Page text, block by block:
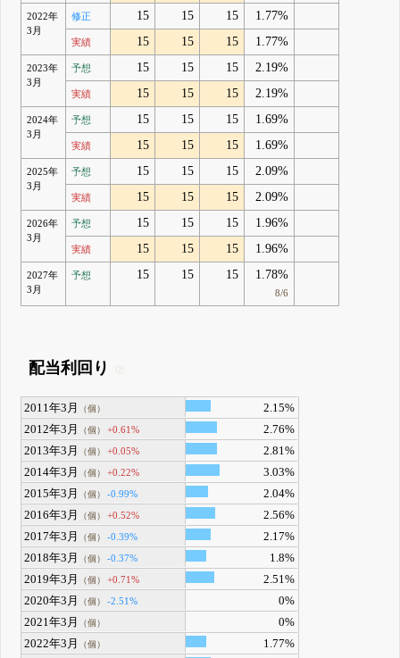
2022年
3月
修正 15 15 15 1.77%
実績 15 15 15 1.77%
2023年
3月
予想 15 15 15 2.19%
実績 15 15 15 2.19%
2024年
3月
予想 15 15 15 1.69%
実績 15 15 15 1.69%
2025年
3月
予想 15 15 15 2.09%
実績 15 15 15 2.09%
2026年
3月
予想 15 15 15 1.96%
実績 15 15 15 1.96%
2027年
3月
予想 15 15 15 1.78%
8/6
配当利回り
2011年3月 （個）
2.15%
2012年3月
（個） +0.61%
2.76%
2013年3月
（個） +0.05%
2.81%
2014年3月
（個） +0.22%
3.03%
2015年3月
（個） -0.99%
2.04%
2016年3月
（個） +0.52%
2.56%
2017年3月
（個） -0.39%
2.17%
2018年3月
（個） -0.37%
1.8%
2019年3月
（個） +0.71%
2.51%
2020年3月
（個） -2.51%
0%
2021年3月
（個）
0%
2022年3月
（個）
1.77%